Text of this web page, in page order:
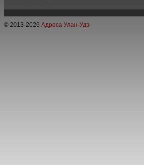
© 2013-2026 Адреса Улан-Удэ